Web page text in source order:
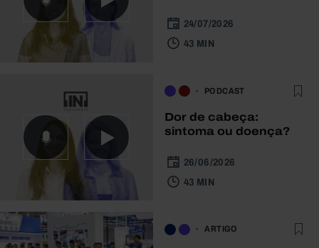
24/07/2026
43 MIN
PODCAST
Dor de cabeça:
sintoma ou doença?
26/06/2026
43 MIN
ARTIGO